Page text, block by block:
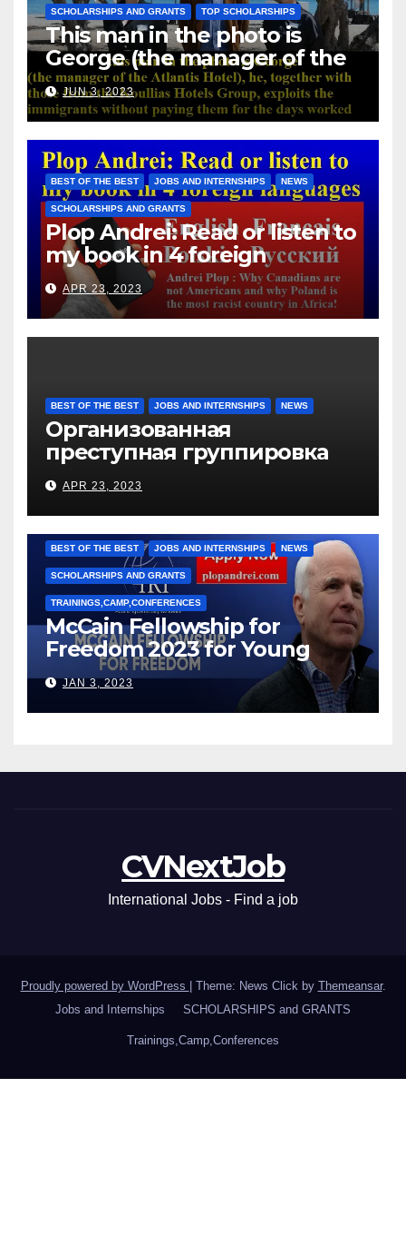
SCHOLARSHIPS AND GRANTS TOP SCHOLARSHIPS
This man in the photo is
George (the manager of the
Atlantis Hotel), he, together
with those from the Koullias
Hotels Group, exploits the
immigrants without paying
them for the days worked
JUN 3, 2023
BEST OF THE BEST JOBS AND INTERNSHIPS NEWS
SCHOLARSHIPS AND GRANTS
Plop Andrei: Read or listen to
my book in 4 foreign
languages
APR 23, 2023
BEST OF THE BEST JOBS AND INTERNSHIPS NEWS
Организованная
преступная группировка
под руководством Игоря
Рижкова (Ryzhkov Ihor) и
Марии Соколовой
APR 23, 2023
BEST OF THE BEST JOBS AND INTERNSHIPS NEWS
SCHOLARSHIPS AND GRANTS
TRAININGS,CAMP,CONFERENCES
McCain Fellowship for
Freedom 2023 for Young
Leaders
JAN 3, 2023
CVNextJob
International Jobs - Find a job
Proudly powered by WordPress Theme: News Click by Themeansar.
Jobs and Internships
SCHOLARSHIPS and GRANTS
Trainings,Camp,Conferences